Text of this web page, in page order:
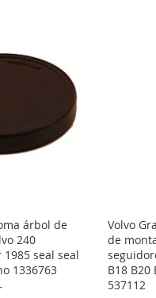
árbol de
240
1985 seal seal
1336763
Volvo
de
B18 B20
537112